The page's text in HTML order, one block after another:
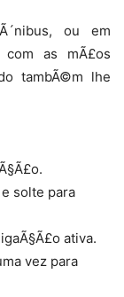
ou em
com as mÃ£os
tambÃ©m lhe
solte para
ativa.
vez para